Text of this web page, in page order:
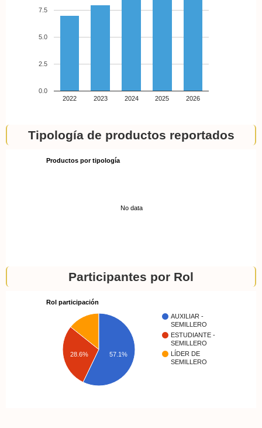
2022 2023 2024 2025 2026
0.0
2.5
5.0
7.5
Tipología de productos reportados
Productos por tipología
No data
Participantes por Rol
Rol participación
AUXILIAR -
SEMILLERO
ESTUDIANTE -
SEMILLERO
LÍDER DE
SEMILLERO
28.6% 57.1%